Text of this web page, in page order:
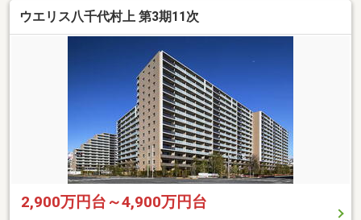
ウエリス八千代村上 第3期11次
2,900万円台～4,900万円台